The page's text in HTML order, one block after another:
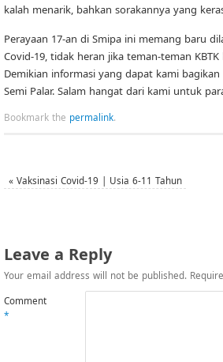
kalah menarik, bahkan sorakannya yang
Perayaan 17-an di Smipa ini memang baru
Covid-19, tidak heran jika teman-teman
Demikian informasi yang dapat kami
Semi Palar. Salam hangat dari kami untuk
Bookmark the permalink.
«Vaksinasi Covid-19 | Usia 6-11 Tahun
Leave a Reply
Your email address will not be published.
Comment
*